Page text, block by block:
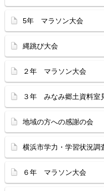
5年 マラソン大会
縄跳び大会
２年 マラソン大会
３年 みなみ郷土資料室
地域の方への感謝の会
横浜市学力・学習状況調
６年 マラソン大会